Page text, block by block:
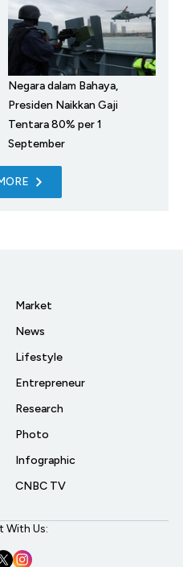
Negara dalam Bahaya,
Presiden Naikkan Gaji
Tentara 80% per 1
September
Market
News
Lifestyle
Entrepreneur
Research
Photo
Infographic
CNBC TV
With Us: